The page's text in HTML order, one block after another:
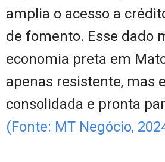
amplia o acesso a
de fomento. Esse dado
economia preta em
apenas resistente, mas
consolidada e pronta
(Fonte: MT Negócio,